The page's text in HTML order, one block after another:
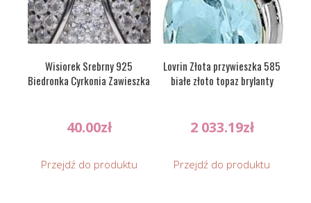
Wisiorek Srebrny 925
Biedronka Cyrkonia Zawieszka
40.00zł
Przejdź do produktu
Lovrin Złota przywieszka 585
białe złoto topaz brylanty
2 033.19zł
Przejdź do produktu